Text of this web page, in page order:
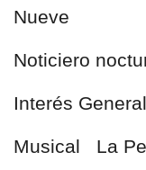
Nueve
Noticiero
Interés
Musical La